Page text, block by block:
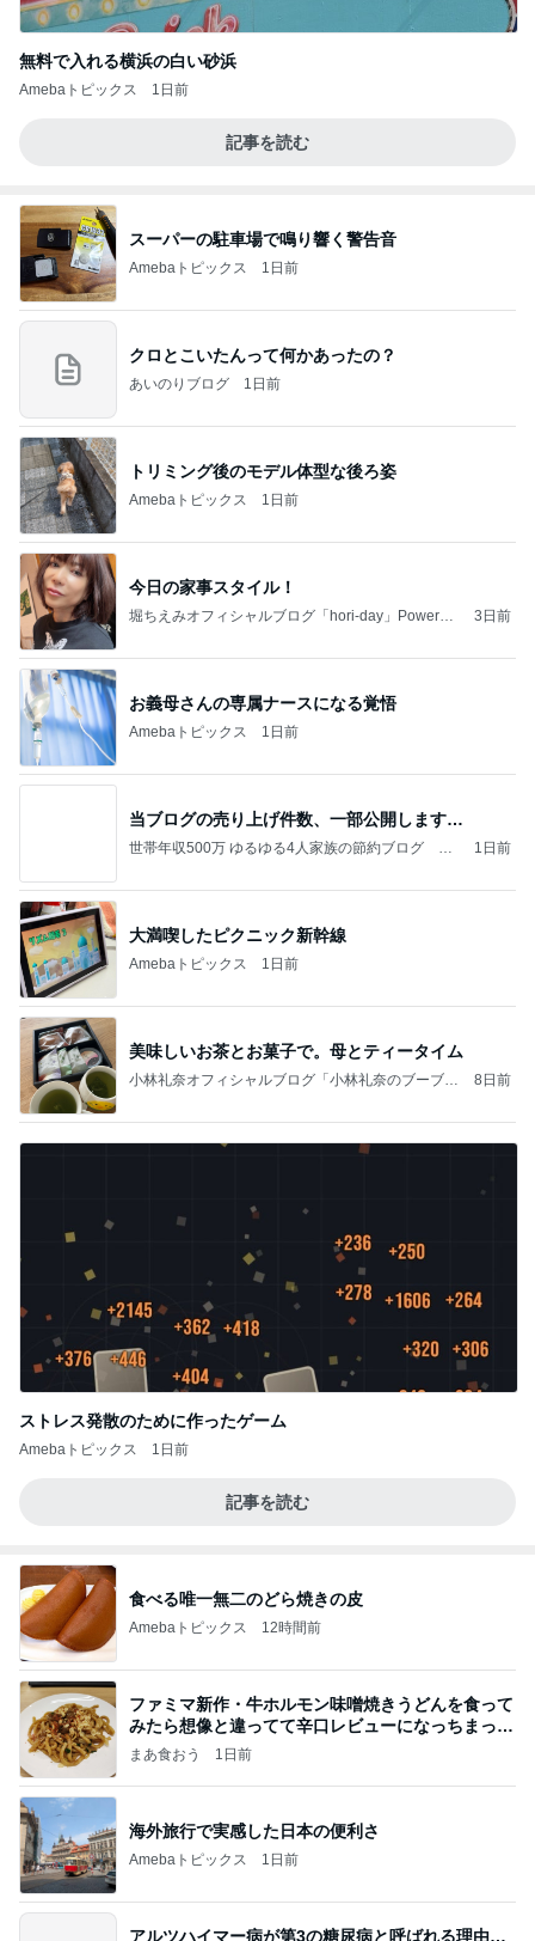
無料で入れる横浜の白い砂浜
Amebaトピックス 1日前
記事を読む
スーパーの駐車場で鳴り響く警告音
Amebaトピックス 1日前
クロとこいたんって何かあったの？
あいのりブログ 1日前
トリミング後のモデル体型な後ろ姿
Amebaトピックス 1日前
今日の家事スタイル！
堀ちえみオフィシャルブログ「hori-day」Powered
3日前
お義母さんの専属ナースになる覚悟
Amebaトピックス 1日前
当ブログの売り上げ件数、一部公開します…
世帯年収500万 ゆるゆる4人家族の節約ブログ 〜
1日前
大満喫したピクニック新幹線
Amebaトピックス 1日前
美味しいお茶とお菓子で。母とティータイム
小林礼奈オフィシャルブログ「小林礼奈のブーブー
8日前
ストレス発散のために作ったゲーム
Amebaトピックス 1日前
記事を読む
食べる唯一無二のどら焼きの皮
Amebaトピックス 12時間前
ファミマ新作・牛ホルモン味噌焼きうどんを食って
みたら想像と違ってて辛口レビューになっちまった
話
まあ食おう 1日前
海外旅行で実感した日本の便利さ
Amebaトピックス 1日前
アルツハイマー病が第3の糖尿病と呼ばれる理由…